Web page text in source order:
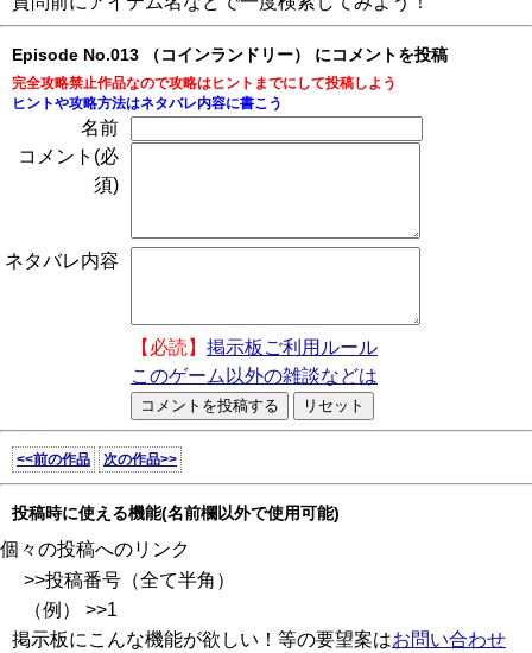
Episode No.013 （コインランドリー） にコメントを投稿
完全攻略禁止作品なので攻略はヒントまでにして投稿しよう
ヒントや攻略方法はネタバレ内容に書こう
名前
コメント(必
須)
ネタバレ内容
【必読】 掲示板ご利用ルール
このゲーム以外の雑談などは
<<前の作品 次の作品>>
投稿時に使える機能(名前欄以外で使用可能)
個々の投稿へのリンク
>>投稿番号（全て半角）
（例） >>1
掲示板にこんな機能が欲しい！等の要望案はお問い合わせ